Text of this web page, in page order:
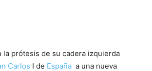
la prótesis de su cadera izquierda
Carlos I de España a una nueva